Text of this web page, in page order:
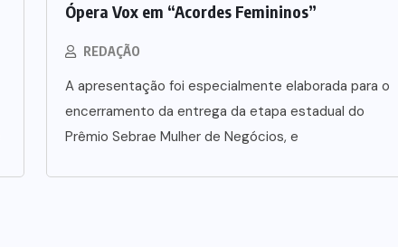
Ópera Vox em “Acordes Femininos”
REDAÇÃO
A apresentação foi especialmente elaborada para o
encerramento da entrega da etapa estadual do
Prêmio Sebrae Mulher de Negócios, e